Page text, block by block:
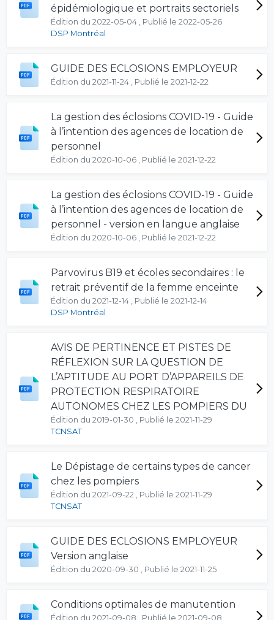
épidémiologique et portraits sectoriels
Édition du 2022-05-04 , Publié le 2022-05-26
DSP Montréal
GUIDE DES ECLOSIONS EMPLOYEUR
Édition du 2021-11-24 , Publié le 2021-12-22
La gestion des éclosions COVID-19 - Guide
à l’intention des agences de location de
personnel
Édition du 2020-10-06 , Publié le 2021-12-22
La gestion des éclosions COVID-19 - Guide
à l’intention des agences de location de
personnel - version en langue anglaise
Édition du 2020-10-06 , Publié le 2021-12-22
Parvovirus B19 et écoles secondaires : le
retrait préventif de la femme enceinte
Édition du 2021-12-14 , Publié le 2021-12-14
DSP Montréal
AVIS DE PERTINENCE ET PISTES DE
RÉFLEXION SUR LA QUESTION DE
L’APTITUDE AU PORT D’APPAREILS DE
PROTECTION RESPIRATOIRE
AUTONOMES CHEZ LES POMPIERS DU
Édition du 2019-01-30 , Publié le 2021-11-29
TCNSAT
Le Dépistage de certains types de cancer
chez les pompiers
Édition du 2021-09-22 , Publié le 2021-11-29
TCNSAT
GUIDE DES ECLOSIONS EMPLOYEUR
Version anglaise
Édition du 2020-09-30 , Publié le 2021-11-25
Conditions optimales de manutention
Édition du 2021-09-08 , Publié le 2021-09-08